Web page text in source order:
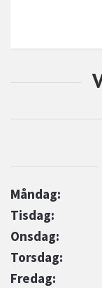
Måndag:
Tisdag:
Onsdag:
Torsdag:
Fredag: